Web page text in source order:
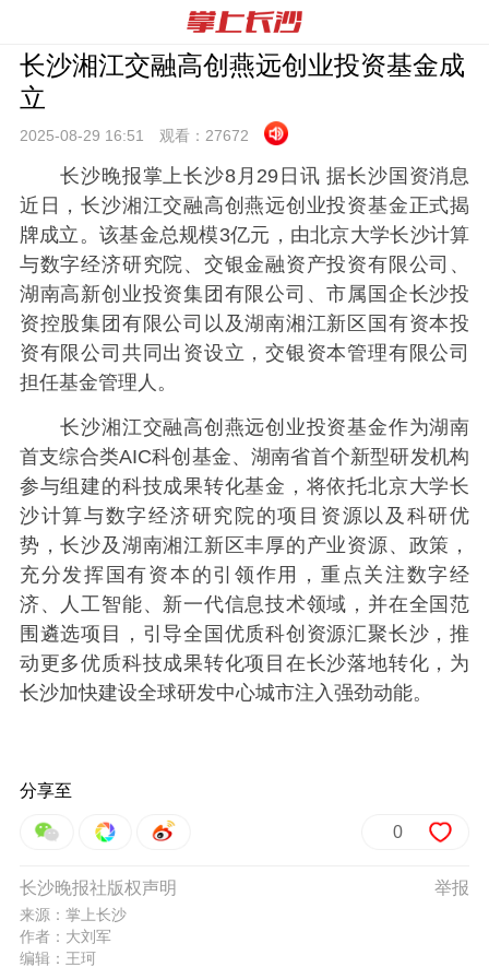
长沙湘江交融高创燕远创业投资基金成
立
2025-08-29 16:51 观看： 27672
长沙晚报掌上长沙8月29日讯 据长沙国资消息
近日，长沙湘江交融高创燕远创业投资基金正式揭
牌成立。该基金总规模3亿元，由北京大学长沙计算
与数字经济研究院、交银金融资产投资有限公司、
湖南高新创业投资集团有限公司、市属国企长沙投
资控股集团有限公司以及湖南湘江新区国有资本投
资有限公司共同出资设立，交银资本管理有限公司
担任基金管理人。
长沙湘江交融高创燕远创业投资基金作为湖南
首支综合类AIC科创基金、湖南省首个新型研发机构
参与组建的科技成果转化基金，将依托北京大学长
沙计算与数字经济研究院的项目资源以及科研优
势，长沙及湖南湘江新区丰厚的产业资源、政策，
充分发挥国有资本的引领作用，重点关注数字经
济、人工智能、新一代信息技术领域，并在全国范
围遴选项目，引导全国优质科创资源汇聚长沙，推
动更多优质科技成果转化项目在长沙落地转化，为
长沙加快建设全球研发中心城市注入强劲动能。
分享至
0
举报
长沙晚报社版权声明
来源：掌上长沙
作者：大刘军
编辑：王珂